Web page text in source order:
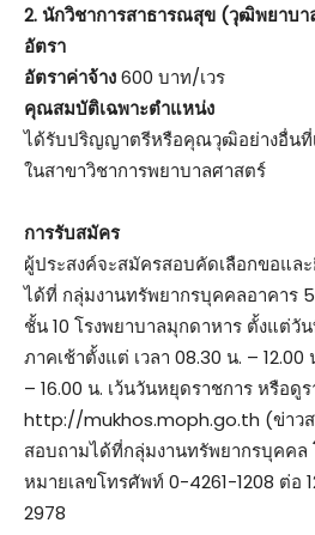
2. นักวิชาการสาธารณสุข (วุฒิพยาบ
อัตรา
อัตราค่าจ้าง600 บาท/เวร
คุณสมบัติเฉพาะตำแหน่ง
ได้รับปริญญาตรีหรือคุณวุฒิอย่างอื่นที่
ในสาขาวิชาการพยาบาลศาสตร์
การรับสมัคร
ผู้ประสงค์จะสมัครสอบคัดเลือกขอแล
ได้ที่ กลุ่มงานทรัพยากรบุคคลอาคาร
ชั้น 10 โรงพยาบาลมุกดาหาร ตั้งแต่วั
ภาคเช้าตั้งแต่ เวลา 08.30 น. – 12.00
– 16.00 น. เว้นวันหยุดราชการ หรือดู
http://mukhos.moph.go.th (ข่าว
สอบถามได้ที่กลุ่มงานทรัพยากรบุคคล
หมายเลขโทรศัพท์ 0-4261-1208 ต่อ
2978